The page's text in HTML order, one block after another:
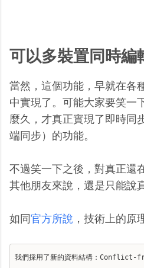
可以多裝置同時編
當然，這個功能，早就在各
中實現了。可能大家要笑一
麼久，才真正實現了即時同
端同步）的功能。
不過笑一下之後，對真正還
其他朋友來說，還是只能說
如同官方所說 ，技術上的原
我們採用了新的資料結構：